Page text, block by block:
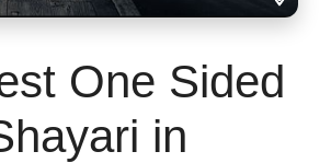
One Sided
in